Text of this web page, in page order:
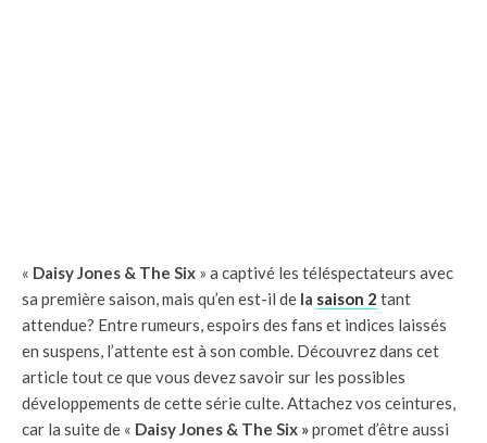
« Daisy Jones & The Six » a captivé les téléspectateurs avec
sa première saison, mais qu’en est-il de la saison 2 tant
attendue? Entre rumeurs, espoirs des fans et indices laissés
en suspens, l’attente est à son comble. Découvrez dans cet
article tout ce que vous devez savoir sur les possibles
développements de cette série culte. Attachez vos ceintures,
car la suite de « Daisy Jones & The Six »promet d’être aussi